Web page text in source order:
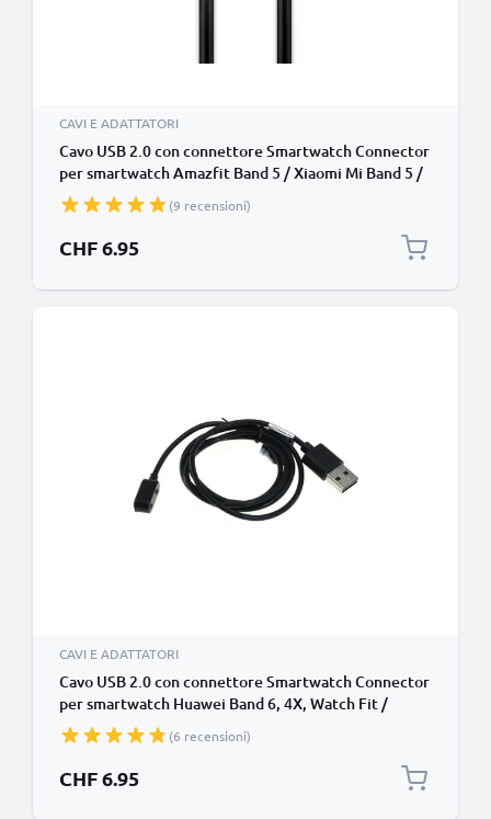
CAVI E ADATTATORI
Cavo USB 2.0 con connettore Smartwatch Connector
per smartwatch Amazfit Band 5 / Xiaomi Mi Band 5 /
Mi Band 6 filo di cavetto dati & ricarica 1A in nero
PVC, per bracciale fitenss
(9 recensioni)
CHF 6.95
CAVI E ADATTATORI
Cavo USB 2.0 con connettore Smartwatch Connector
per smartwatch Huawei Band 6, 4X, Watch Fit /
Honor Watch ES, Band 6 filo di cavetto dati & ricarica
1A in nero PVC, per bracciale fitenss
(6 recensioni)
CHF 6.95